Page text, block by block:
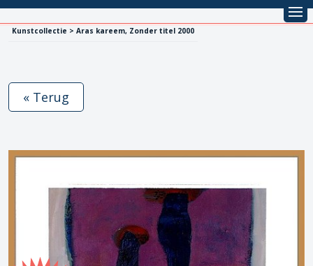
Kunstcollectie > Aras kareem, Zonder titel 2000
« Terug